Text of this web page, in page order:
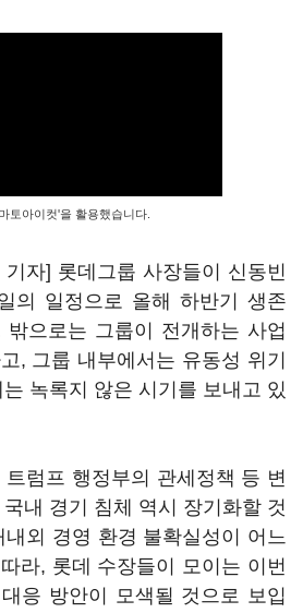
토아이컷'을 활용했습니다.
자] 롯데그룹 사장들이 신동빈
의 일정으로 올해 하반기 생존
밖으로는 그룹이 전개하는 사업
, 그룹 내부에서는 유동성 위기
녹록지 않은 시기를 보내고 있
럼프 행정부의 관세정책 등 변
내 경기 침체 역시 장기화할 것
외 경영 환경 불확실성이 어느
라, 롯데 수장들이 모이는 이번
응 방안이 모색될 것으로 보입